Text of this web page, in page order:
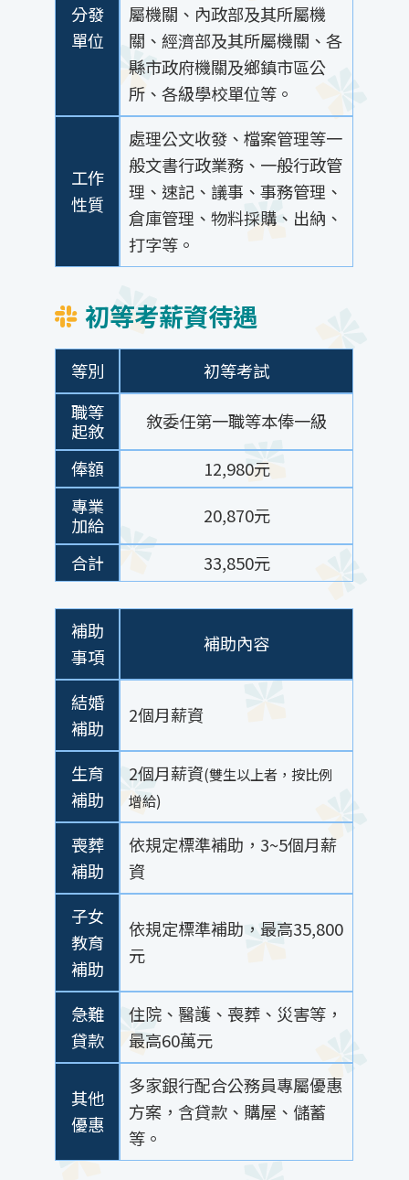
分發
單位
屬機關、內政部及其所屬機
關、經濟部及其所屬機關、各
縣市政府機關及鄉鎮市區公
所、各級學校單位等。
工作
性質
處理公文收發、檔案管理等一
般文書行政業務、一般行政管
理、速記、議事、事務管理、
倉庫管理、物料採購、出納、
打字等。
初等考薪資待遇
等別
初等考試
職等
起敘
敘委任第一職等本俸一級
俸額
12,980元
專業
加給
20,870元
合計
33,850元
補助
事項
補助內容
結婚
補助
2個月薪資
生育
補助
2個月薪資(雙生以上者，按比例
增給)
喪葬
補助
依規定標準補助，3~5個月薪
資
子女
教育
補助
依規定標準補助，最高35,800
元
急難
貸款
住院、醫護、喪葬、災害等，
最高60萬元
其他
優惠
多家銀行配合公務員專屬優惠
方案，含貸款、購屋、儲蓄
等。